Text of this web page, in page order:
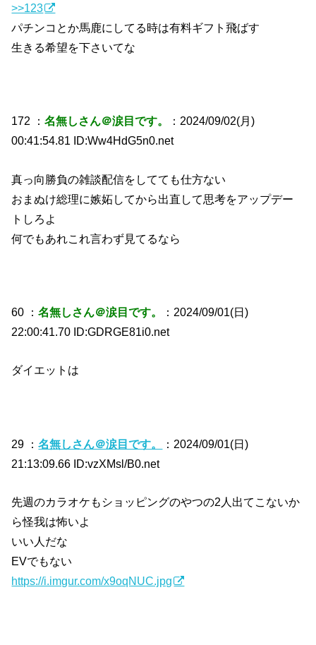
>>123
パチンコとか馬鹿にしてる時は有料ギフト飛ばす
生きる希望を下さいてな
172 ：名無しさん＠涙目です。
：2024/09/02(月)
00:41:54.81 ID:Ww4HdG5n0.net
真っ向勝負の雑談配信をしてても仕方ない
おまぬけ総理に嫉妬してから出直して思考をアップデー
トしろよ
何でもあれこれ言わず見てるなら
60 ：名無しさん＠涙目です。
：2024/09/01(日)
22:00:41.70 ID:GDRGE81i0.net
ダイエットは
29 ：名無しさん＠涙目です。
：2024/09/01(日)
21:13:09.66 ID:vzXMsl/B0.net
先週のカラオケもショッピングのやつの2人出てこないか
ら怪我は怖いよ
いい人だな
EVでもない
https://i.imgur.com/x9oqNUC.jpg